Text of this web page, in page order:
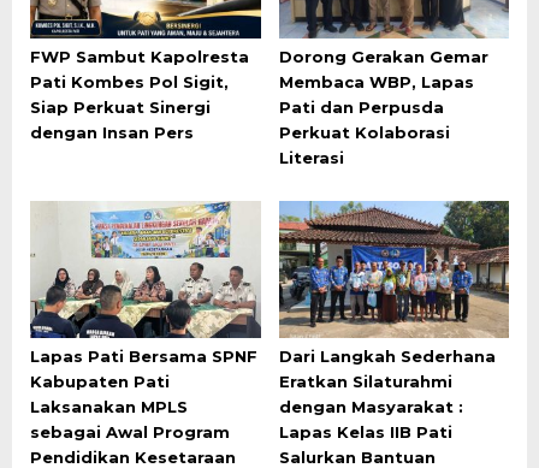
FWP Sambut Kapolresta
Pati Kombes Pol Sigit,
Siap Perkuat Sinergi
dengan Insan Pers
Dorong Gerakan Gemar
Membaca WBP, Lapas
Pati dan Perpusda
Perkuat Kolaborasi
Literasi
Lapas Pati Bersama SPNF
Kabupaten Pati
Laksanakan MPLS
sebagai Awal Program
Pendidikan Kesetaraan
Dari Langkah Sederhana
Eratkan Silaturahmi
dengan Masyarakat :
Lapas Kelas IIB Pati
Salurkan Bantuan